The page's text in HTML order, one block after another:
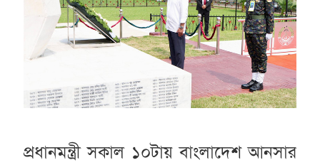
প্রধানমন্ত্রী সকাল ১০টায় বাংলাদেশ আনসার